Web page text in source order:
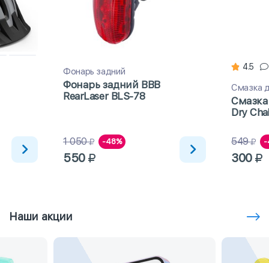
Фонарь задний
Фонарь задний BBB
RearLaser BLS-78
1 050 -48%
550
4.5
Смазка
Dry
549 -
300
Наши акции